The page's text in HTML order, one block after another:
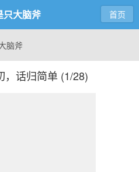
只大脑斧 首页
脑斧
，话归简单 (1/28)